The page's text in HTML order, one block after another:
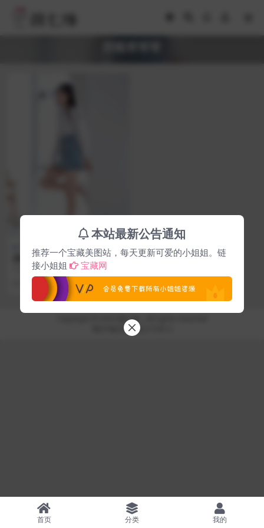
妹子精品
西呱呀呀呀衬衣牛仔裙美图 作
品鉴赏
今天，掌柜想给大家介绍一个新朋
友——西呱呀呀呀。可能很多人对
这个名字还不太熟悉，...
27.1K
颜七缘
鄂ICP备2023022173号-3
首页 分类 我的
本站最新公告通知
推荐一个宝藏美图站，每天更新可爱的小姐姐。链
接小姐姐
宝藏网